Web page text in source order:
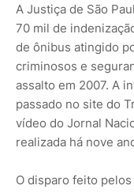
A Justiça de São
70 mil de
de ônibus atingido
criminosos e
assalto em 2007. A
passado no site do
vídeo do Jornal
realizada há nove
O disparo feito